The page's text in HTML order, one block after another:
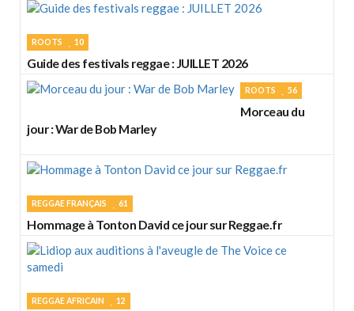
ROOTS 10
Guide des festivals reggae : JUILLET 2026
ROOTS 56
Morceau du
jour : War de Bob Marley
REGGAE FRANÇAIS 61
Hommage à Tonton David ce jour sur Reggae.fr
REGGAE AFRICAIN 12